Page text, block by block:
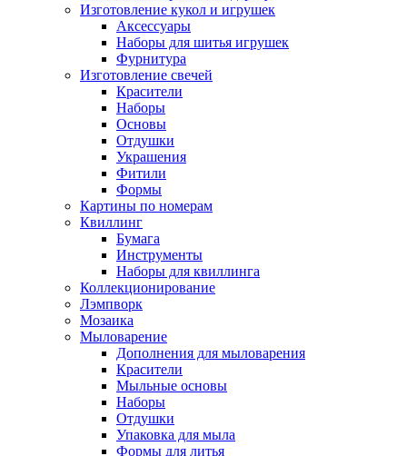
Изготовление кукол и игрушек
Аксессуары
Наборы для шитья игрушек
Фурнитура
Изготовление свечей
Красители
Наборы
Основы
Отдушки
Украшения
Фитили
Формы
Картины по номерам
Квиллинг
Бумага
Инструменты
Наборы для квиллинга
Коллекционирование
Лэмпворк
Мозаика
Мыловарение
Дополнения для мыловарения
Красители
Мыльные основы
Наборы
Отдушки
Упаковка для мыла
Формы для литья